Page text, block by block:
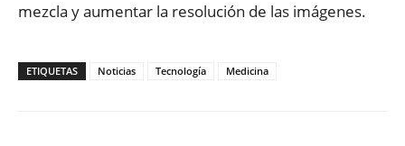
mezcla y aumentar la resolución de las imágenes.
ETIQUETAS Noticias Tecnología Medicina